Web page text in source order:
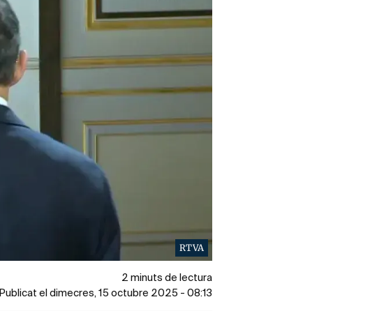
RTVA
2 minuts de lectura
Publicat el dimecres, 15 octubre 2025 - 08:13